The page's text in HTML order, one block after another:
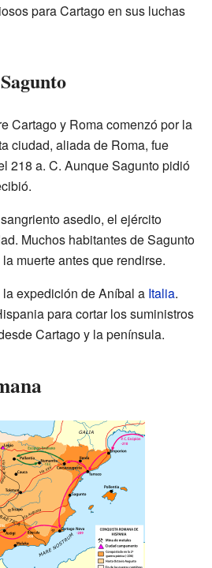
para Cartago en sus luchas
Cartago y Roma comenzó por la
ciudad, aliada de Roma, fue
218 a. C. Aunque Sagunto pidió
asedio, el ejército
Muchos habitantes de Sagunto
muerte antes que rendirse.
expedición de Aníbal a Italia.
para cortar los suministros
Cartago y la península.